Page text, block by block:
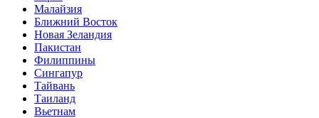
Малайзия
Ближний Восток
Новая Зеландия
Пакистан
Филиппины
Сингапур
Тайвань
Таиланд
Вьетнам